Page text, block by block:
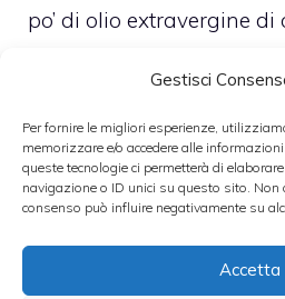
Gestisci
Per fornire le migliori esperienze,
memorizzare e/o accedere alle
queste tecnologie ci permetterà di
navigazione o ID unici su questo sito. Non
consenso può influire negativamente su
Accetta
po’ di olio extravergine di
Vale la pena sottolineare
curcuma, forse la meno
spezie impiegate in
Da tempo sono